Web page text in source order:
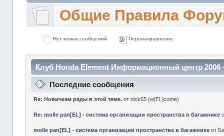
Общие Правила
Нет новых сообщений Перенаправление
Клуб Honda Element Информационный центр
Последние сообщения
Re: Новичкам рады в этой теме. отnick65 (w[EL]come)
Re: molle pan[EL] - система организации пространства в багажнике
molle pan[EL] - система организации пространства в багажнике от